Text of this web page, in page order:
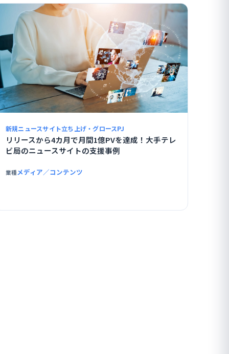
新規ニュースサイト立ち上げ・グロースPJ
リリースから4カ月で月間1億PVを達成！大手テレ
ビ局のニュースサイトの支援事例
業種 メディア／コンテンツ